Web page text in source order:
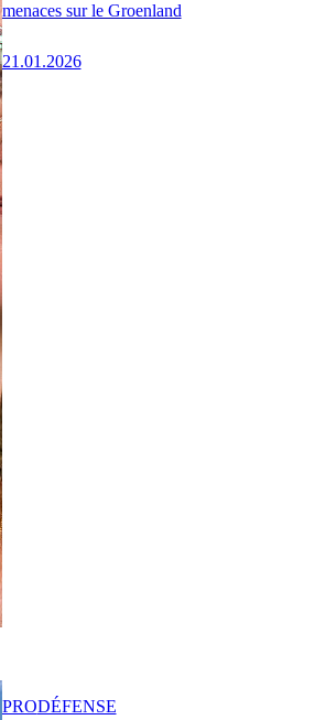
menaces sur le Groenland
21.01.2026
PRODÉFENSE